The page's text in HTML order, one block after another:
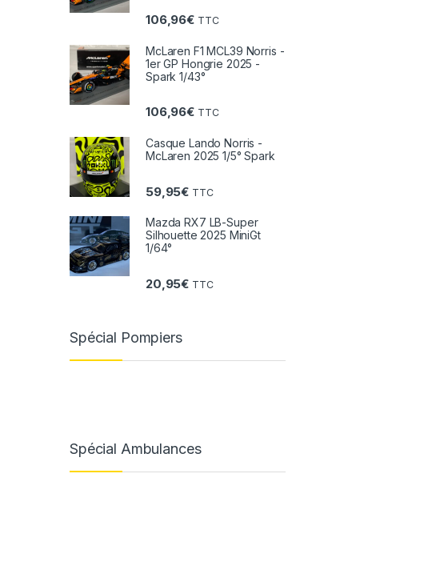
106,96€ TTC
McLaren F1 MCL39 Norris -
1er GP Hongrie 2025 -
Spark 1/43°
106,96€ TTC
Casque Lando Norris -
McLaren 2025 1/5° Spark
59,95€ TTC
Mazda RX7 LB-Super
Silhouette 2025 MiniGt
1/64°
20,95€ TTC
Spécial Pompiers
Spécial Ambulances